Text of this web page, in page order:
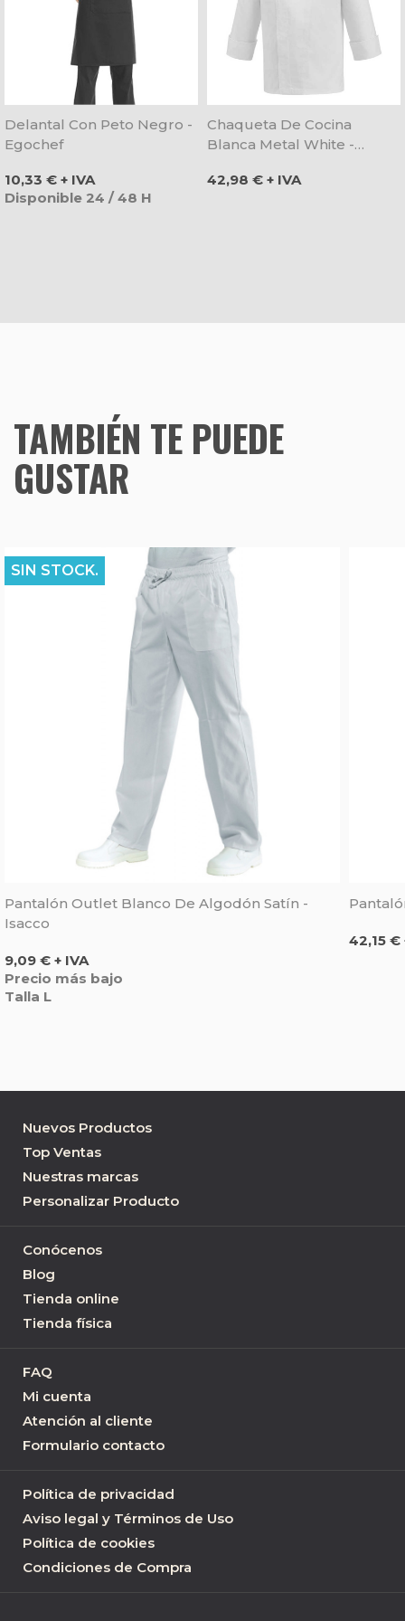
Delantal Con Peto Negro -
Egochef
Precio
10,33 € + IVA
Disponible 24 / 48 H
Chaqueta De Cocina
Blanca Metal White -
Precio
42,98 € + IVA
TAMBIÉN TE PUEDE
GUSTAR
Pantalón Outlet Blanco De Algodón Satín -
Isacco
Precio
9,09 € + IVA
SIN STOCK.
Precio más bajo
Talla L
Precio
42,15 €
Nuevos Productos
Top Ventas
Nuestras marcas
Personalizar Producto
Conócenos
Blog
Tienda online
Tienda física
FAQ
Mi cuenta
Atención al cliente
Formulario contacto
Política de privacidad
Aviso legal y Términos de Uso
Política de cookies
Condiciones de Compra